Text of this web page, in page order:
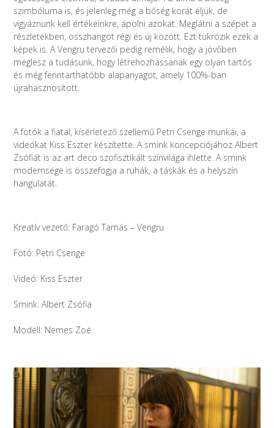
szimbóluma is, és jelenleg még a bőség korát éljük, de
vigyáznunk kell értékeinkre, ápolni azokat. Meglátni a szépet a
részletekben, összhangot régi és új között. Ezt tükrözik ezek a
képek is. A Vengru tervezői pedig remélik, hogy a jövőben
meglesz a tudásunk, hogy létrehozhassanak egy olyan tartós
és még fenntarthatóbb alapanyagot, amely 100%-ban
újrahasznosított.
A fotók a fiatal, kísérletező szellemű Petri Csenge munkái, a
videókat Kiss Eszter készítette. A smink koncepciójához Albert
Zsófiát is az art deco szofisztikált színvilága ihlette. A smink
modernsége is összefogja a ruhák, a táskák és a helyszín
hangulatát.
Kreatív vezető: Faragó Tamás – Vengru
Fotó: Petri Csenge
Videó: Kiss Eszter
Smink: Albert Zsófia
Modell: Nemes Zoé